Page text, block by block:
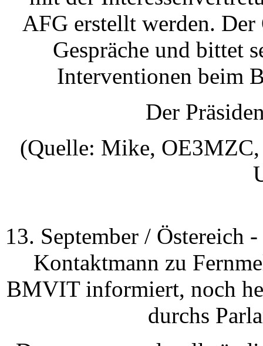
AFG erstellt werden.
Gespräche und bittet
Interventionen beim
Der
(Quelle: Mike,
13. September / Östereich
Kontaktmann zu
BMVIT informiert, noch
durchs